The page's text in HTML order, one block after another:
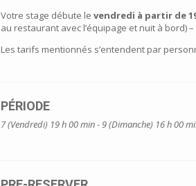
Votre stage débute le vendredi à partir de
au restaurant avec l’équipage et nuit à bord)
Les tarifs mentionnés s’entendent par
PÉRIODE
7 (Vendredi) 19 h 00 min - 9 (Dimanche) 16 h 00